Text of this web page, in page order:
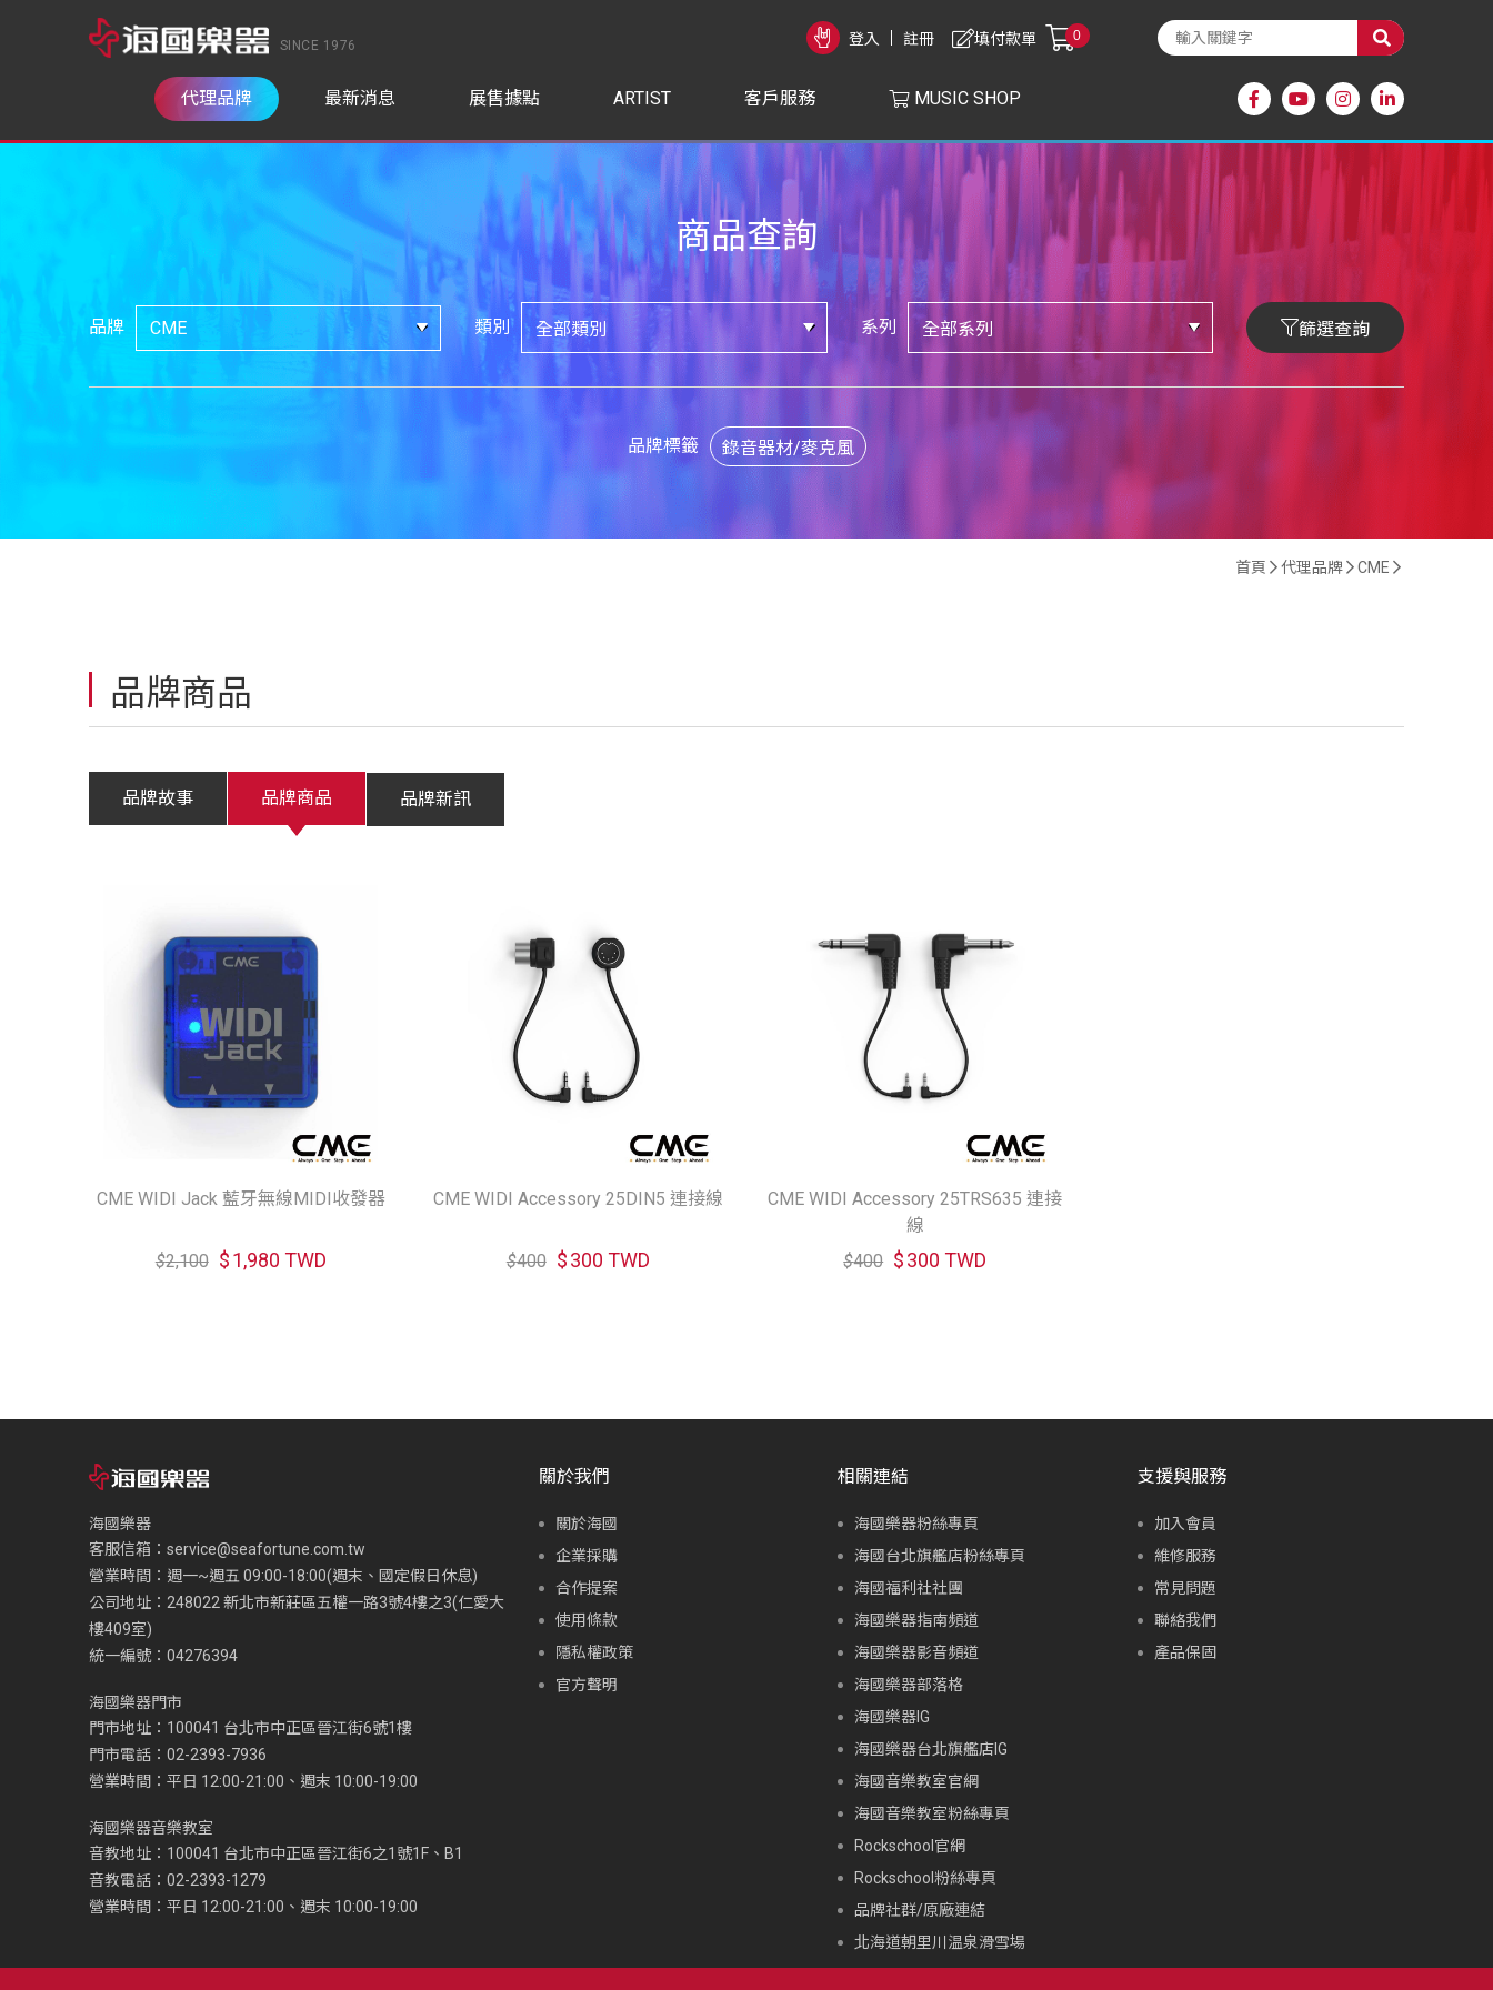
SINCE 1976 登入 註冊 0
填付款單
代理品牌 最新消息 展售據點 ARTIST 客戶服務 MUSIC SHOP
商品查詢
品牌 類別 系列 篩選查詢
品牌標籤 錄音器材/麥克風
首頁 代理品牌 CME
品牌商品
品牌故事 品牌商品 品牌新訊
CME WIDI Jack 藍牙無線MIDI收發器
$2,100 $1,980 TWD
CME WIDI Accessory 25DIN5 連接線
$400 $300 TWD
CME WIDI Accessory 25TRS635 連接
線
$400 $300 TWD
海國樂器
客服信箱： service@seafortune.com.tw
營業時間：週一~週五 09:00-18:00(週末、國定假日休息)
公司地址：248022 新北市新莊區五權一路3號4樓之3(仁愛大
樓409室)
統一編號：04276394
海國樂器門市
門市地址：100041 台北市中正區晉江街6號1樓
門市電話：02-2393-7936
營業時間：平日 12:00-21:00、週末 10:00-19:00
海國樂器音樂教室
音教地址：100041 台北市中正區晉江街6之1號1F、B1
音教電話：02-2393-1279
營業時間：平日 12:00-21:00、週末 10:00-19:00
關於我們
關於海國
企業採購
合作提案
使用條款
隱私權政策
官方聲明
相關連結
海國樂器粉絲專頁
海國台北旗艦店粉絲專頁
海國福利社社團
海國樂器指南頻道
海國樂器影音頻道
海國樂器部落格
海國樂器IG
海國樂器台北旗艦店IG
海國音樂教室官網
海國音樂教室粉絲專頁
Rockschool官網
Rockschool粉絲專頁
品牌社群/原廠連結
北海道朝里川温泉滑雪場
支援與服務
加入會員
維修服務
常見問題
聯絡我們
產品保固